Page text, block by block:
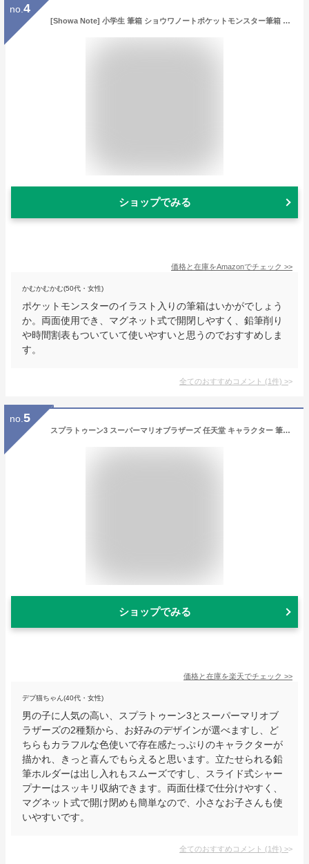
no. 4
[Showa Note] 小学生 筆箱 ショウワノートポケットモンスター筆箱 ポケットモンスター
ショップでみる
価格と在庫をAmazonでチェック >>
かむかむかむ(50代・女性)
ポケットモンスターのイラスト入りの筆箱はいかがでしょう
か。両面使用でき、マグネット式で開閉しやすく、鉛筆削り
や時間割表もついていて使いやすいと思うのでおすすめしま
す。
全てのおすすめコメント (1件) >
no. 5
スプラトゥーン3 スーパーマリオブラザーズ 任天堂 キャラクター 筆箱 両面 ペンケース 男の子 小学生 大容量 マグネット 三菱鉛筆
ショップでみる
価格と在庫を楽天でチェック >>
デブ猫ちゃん(40代・女性)
男の子に人気の高い、スプラトゥーン3とスーパーマリオブ
ラザーズの2種類から、お好みのデザインが選べますし、ど
ちらもカラフルな色使いで存在感たっぷりのキャラクターが
描かれ、きっと喜んでもらえると思います。立たせられる鉛
筆ホルダーは出し入れもスムーズですし、スライド式シャー
プナーはスッキリ収納できます。両面仕様で仕分けやすく、
マグネット式で開け閉めも簡単なので、小さなお子さんも使
いやすいです。
全てのおすすめコメント (1件) >